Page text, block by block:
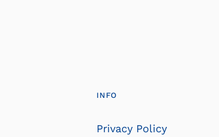
INFO
Privacy Policy